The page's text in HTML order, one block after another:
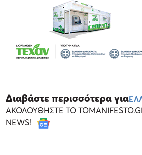
Διαβάστε περισσότερα για
ΑΚΟΛΟΥΘΗΣΤΕ ΤΟ
NEWS!